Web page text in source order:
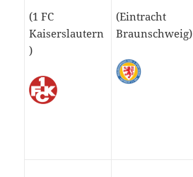
(1 FC
Kaiserslautern
)
(Eintracht
Braunschweig)